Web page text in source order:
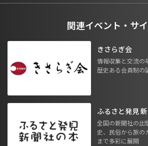
関連イベント・サ
きさらぎ会
情報収集と交流の
歴史ある会員制の
ふるさと発見
全国の新聞社の出
史、民俗から旅の
まで多彩に展開